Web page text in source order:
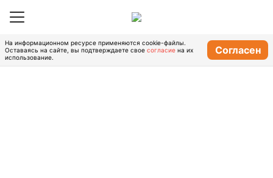
На информационном ресурсе применяются cookie-файлы.
Оставаясь на сайте, вы подтверждаете свое согласие на их
использование.
Согласен